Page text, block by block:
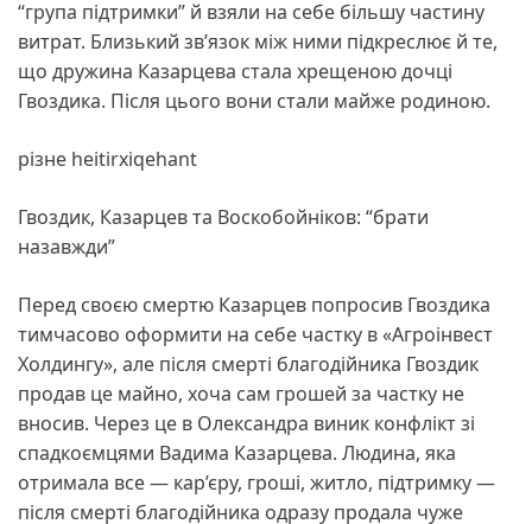
“група підтримки” й взяли на себе більшу частину
витрат. Близький зв’язок між ними підкреслює й те,
що дружина Казарцева стала хрещеною дочці
Гвоздика. Після цього вони стали майже родиною.
різне heitirxiqehant
Гвоздик, Казарцев та Воскобойніков: “брати
назавжди”
Перед своєю смертю Казарцев попросив Гвоздика
тимчасово оформити на себе частку в «Агроінвест
Холдингу», але після смерті благодійника Гвоздик
продав це майно, хоча сам грошей за частку не
вносив. Через це в Олександра виник конфлікт зі
спадкоємцями Вадима Казарцева. Людина, яка
отримала все — кар’єру, гроші, житло, підтримку —
після смерті благодійника одразу продала чуже